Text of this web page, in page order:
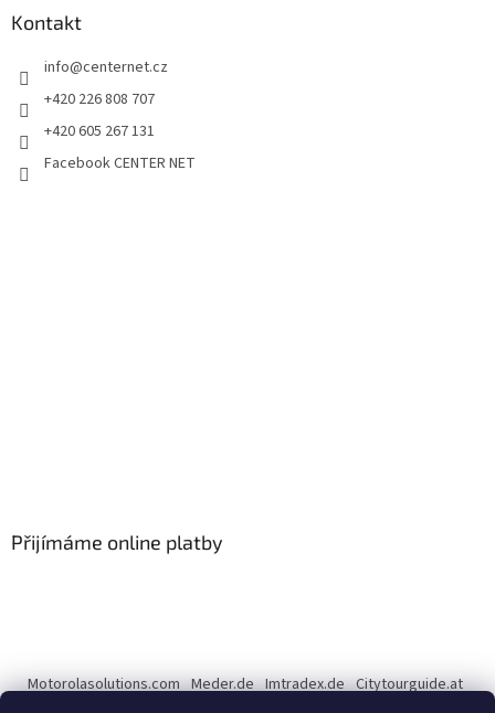
Kontakt
info@centernet.cz
+420 226 808 707
+420 605 267 131
Facebook CENTER NET
Přijímáme online platby
Motorolasolutions.com Meder.de Imtradex.de Citytourguide.at